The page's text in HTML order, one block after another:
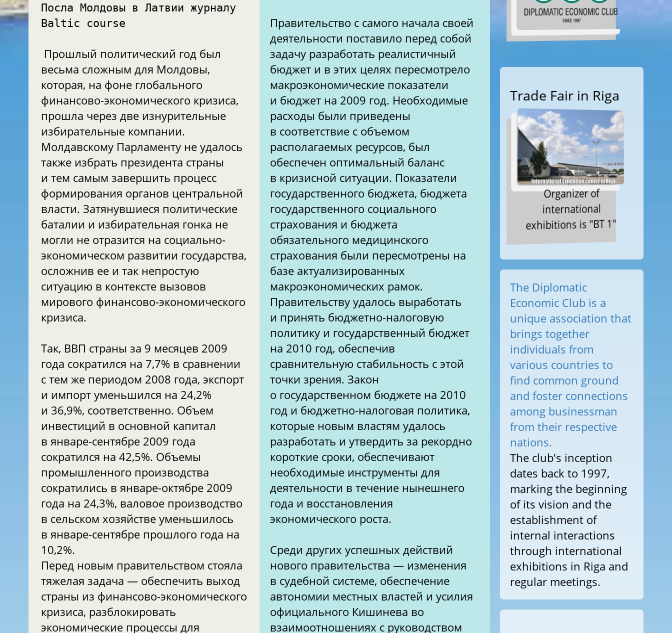
Посла Молдовы в Латвии журналу
Baltic course
Прошлый политический год был
весьма сложным для Молдовы,
которая, на фоне глобального
финансово-экономического кризиса,
прошла через две изнурительные
избирательные компании.
Молдавскому Парламенту не удалось
также избрать президента страны
и тем самым завершить процесс
формирования органов центральной
власти. Затянувшиеся политические
баталии и избирательная гонка не
могли не отразится на социально-
экономическом развитии государства,
осложнив ее и так непростую
ситуацию в контексте вызовов
мирового финансово-экономического
кризиса.
Так, ВВП страны за 9 месяцев 2009
года сократился на 7,7% в сравнении
с тем же периодом 2008 года, экспорт
и импорт уменьшился на 24,2%
и 36,9%, соответственно. Объем
инвестиций в основной капитал
в январе-сентябре 2009 года
сократился на 42,5%. Объемы
промышленного производства
сократились в январе-октябре 2009
года на 24,3%, валовое производство
в сельском хозяйстве уменьшилось
в январе-сентябре прошлого года на
10,2%.
Перед новым правительством стояла
тяжелая задача — обеспечить выход
страны из финансово-экономического
кризиса, разблокировать
экономические процессы для
Правительство с самого начала своей
деятельности поставило перед собой
задачу разработать реалистичный
бюджет и в этих целях пересмотрело
макроэкономические показатели
и бюджет на 2009 год. Необходимые
расходы были приведены
в соответствие с объемом
располагаемых ресурсов, был
обеспечен оптимальный баланс
в кризисной ситуации. Показатели
государственного бюджета, бюджета
государственного социального
страхования и бюджета
обязательного медицинского
страхования были пересмотрены на
базе актуализированных
макроэкономических рамок.
Правительству удалось выработать
и принять бюджетно-налоговую
политику и государственный бюджет
на 2010 год, обеспечив
сравнительную стабильность с этой
точки зрения. Закон
о государственном бюджете на 2010
год и бюджетно-налоговая политика,
которые новым властям удалось
разработать и утвердить за рекордно
короткие сроки, обеспечивают
необходимые инструменты для
деятельности в течение нынешнего
года и восстановления
экономического роста.
Среди других успешных действий
нового правительства — изменения
в судебной системе, обеспечение
автономии местных властей и усилия
официального Кишинева во
взаимоотношениях с руководством
Trade Fair in Riga
Organizer of
international
exhibitions is "BT 1"
The Diplomatic
Economic Club is a
unique association that
brings together
individuals from
various countries to
find common ground
and foster connections
among businessman
from their respective
nations.
The club's inception
dates back to 1997,
marking the beginning
of its vision and the
establishment of
internal interactions
through international
exhibitions in Riga and
regular meetings.